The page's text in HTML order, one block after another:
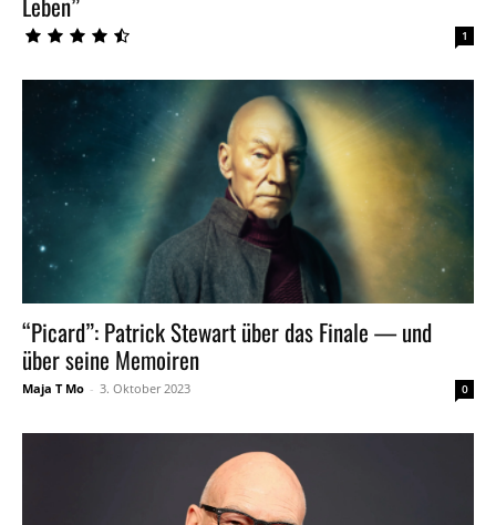
1
“Picard”: Patrick Stewart über das Finale — und
über seine Memoiren
Maja T Mo - 3. Oktober 2023 0